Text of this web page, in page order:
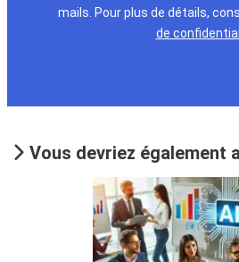
mails. Pour plus de détails,
de
Vous devriez également